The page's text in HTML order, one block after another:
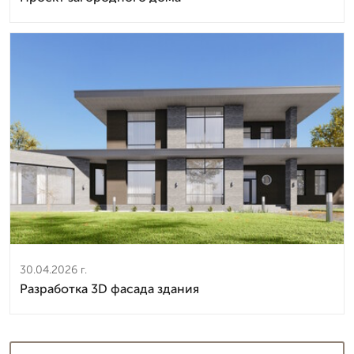
30.04.2026 г.
Разработка 3D фасада здания